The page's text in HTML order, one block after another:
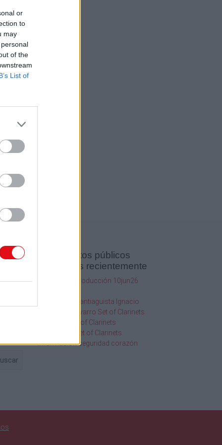
or
to
may
of the
List of
2020
Documentos públicos
agregados recientemente
SQF Ed 10 Introducción 10jun26
116 Orgullo Santiaguista Ignacio
Chanchez Navarro Set of Clarinets
108 Abba Set of Clarinets
109 Golden Set of Clarinets
Información seguridad corazón